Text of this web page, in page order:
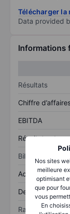
Nos sites
meilleure
optimisant
que pour
vous
En
Télécharger la
Data provided
Informations
Résultats
Chiffre
EBITDA
Résultat net
Bilan
Actif total
Dette totale
Ratios